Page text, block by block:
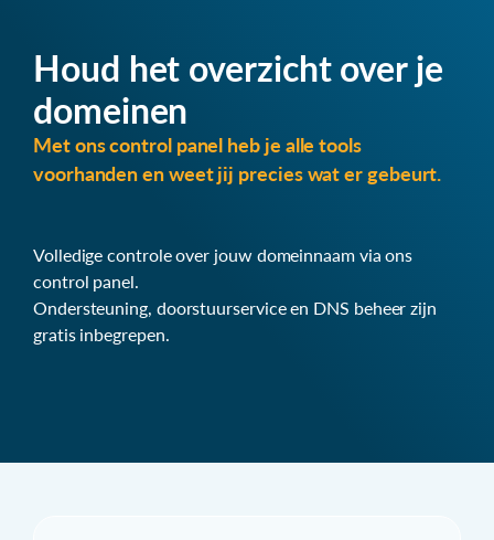
Houd het overzicht over je
domeinen
Met ons control panel heb je alle tools
voorhanden en weet jij precies wat er gebeurt.
Volledige controle over jouw domeinnaam via ons
control panel.
Ondersteuning, doorstuurservice en DNS beheer zijn
gratis inbegrepen.